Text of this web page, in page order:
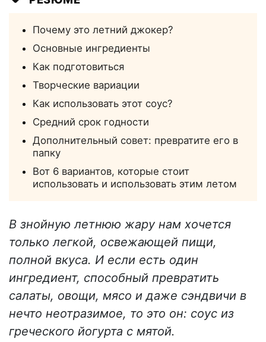
Почему это летний джокер?
Основные ингредиенты
Как подготовиться
Творческие вариации
Как использовать этот соус?
Средний срок годности
Дополнительный совет: превратите его в
папку
Вот 6 вариантов, которые стоит
использовать и использовать этим летом
В знойную летнюю жару нам хочется
только легкой, освежающей пищи,
полной вкуса. И если есть один
ингредиент, способный превратить
салаты, овощи, мясо и даже сэндвичи в
нечто неотразимое, то это он: соус из
греческого йогурта с мятой.